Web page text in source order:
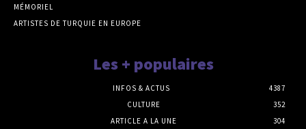
MÉMORIEL
ARTISTES DE TURQUIE EN EUROPE
Les + populaires
INFOS & ACTUS
4387
CULTURE
352
ARTICLE A LA UNE
304